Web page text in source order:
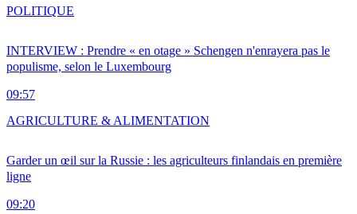
INTERVIEW : Prendre « en otage » Schengen n'enrayera pas le
populisme, selon le Luxembourg
09:57
POLITIQUE
Garder un œil sur la Russie : les agriculteurs finlandais en première
ligne
09:20
AGRICULTURE & ALIMENTATION